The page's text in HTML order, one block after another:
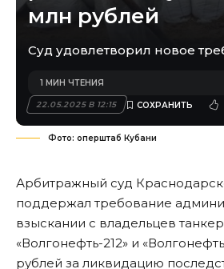
млн рублей
Суд удовлетворил новое
22.05.2025 В 12:15
1 МИН ЧТЕНИЯ
Фото: оперштаб Кубани
Арбитражный суд
поддержал требование
взыскании с владельцев
«Волгонефть-212» и
рублей за ликвидацию